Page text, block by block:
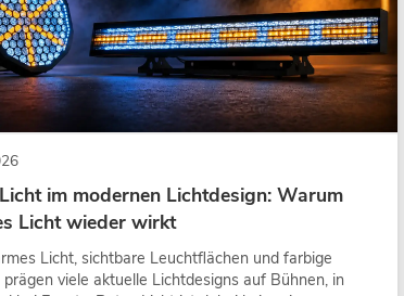
im modernen Lichtdesign: Warum
Licht wieder wirkt
Licht, sichtbare Leuchtflächen und farbige
viele aktuelle Lichtdesigns auf Bühnen, in